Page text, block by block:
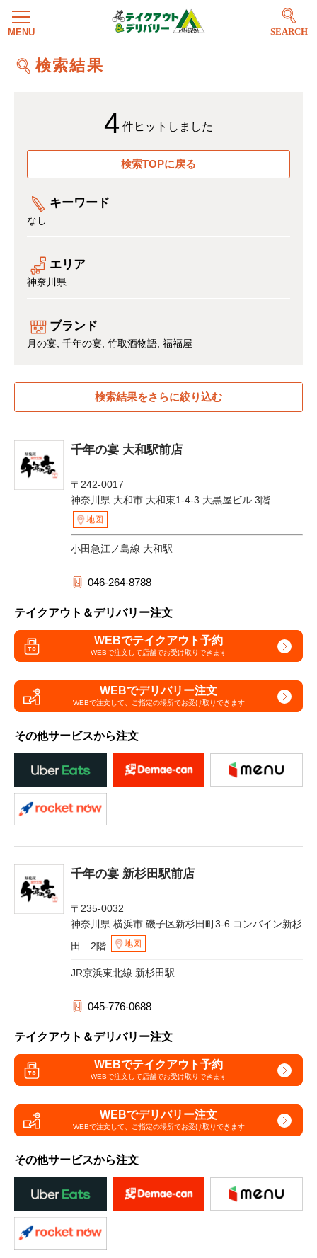
SEARCH
検索結果
4 件ヒットしました
検索TOPに戻る
キーワード
なし
エリア
神奈川県
ブランド
月の宴 千年の宴 竹取酒物語 福福屋
検索結果をさらに絞り込む
千年の宴 大和駅前店
〒242-0017
神奈川県 大和市 大和東1-4-3 大黒屋ビル 3階
地図
小田急江ノ島線 大和駅
046-264-8788
テイクアウト＆デリバリー注文
WEBでテイクアウト予約
WEBで注文して店舗でお受け取りできます
WEBでデリバリー注文
WEBで注文して、 ご指定の場所でお受け取りできます
その他サービスから注文
千年の宴 新杉田駅前店
〒235-0032
神奈川県 横浜市 磯子区新杉田町3-6 コンバイン新杉
田 2階
地図
JR京浜東北線 新杉田駅
045-776-0688
テイクアウト＆デリバリー注文
WEBでテイクアウト予約
WEBで注文して店舗でお受け取りできます
WEBでデリバリー注文
WEBで注文して、 ご指定の場所でお受け取りできます
その他サービスから注文